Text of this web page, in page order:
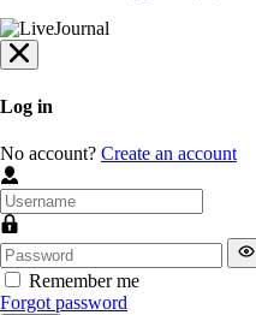
Log in
No account? Create an account
Remember me
Forgot password